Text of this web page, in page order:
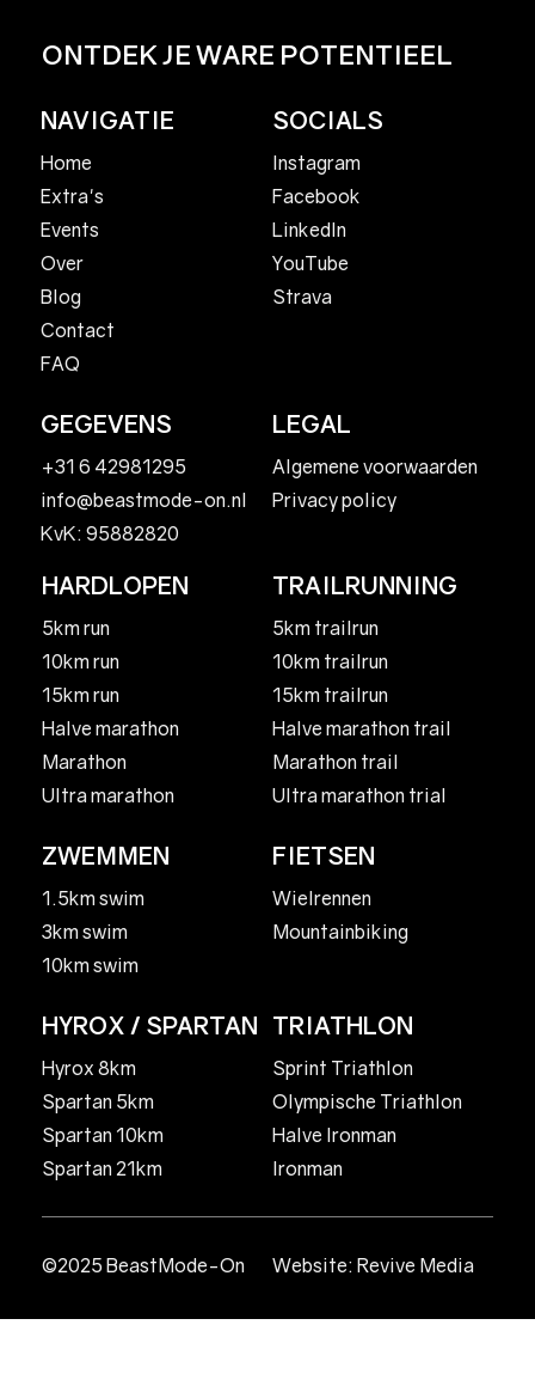
ONTDEK JE WARE POTENTIEEL
HARDLOPEN
5km run
10km run
15km run
Halve marathon
Marathon
Ultra marathon
©2025 BeastMode-On
TRAILRUNNING
5km trailrun
10km trailrun
15km trailrun
Halve marathon trail
Marathon trail
Ultra marathon trial
NAVIGATIE
Home
Extra's
Events
Over
Blog
Contact
FAQ
ZWEMMEN
1.5km swim
3km swim
10km swim
SOCIALS
Instagram
Facebook
LinkedIn
YouTube
Strava
FIETSEN
Wielrennen
Mountainbiking
GEGEVENS
+31 6 42981295
info@beastmode-on.nl
KvK: 95882820
HYROX / SPARTAN
Hyrox 8km
Spartan 5km
Spartan 10km
Spartan 21km
LEGAL
Algemene voorwaarden
Privacy policy
TRIATHLON
Sprint Triathlon
Olympische Triathlon
Halve Ironman
Ironman
Website:Revive Media